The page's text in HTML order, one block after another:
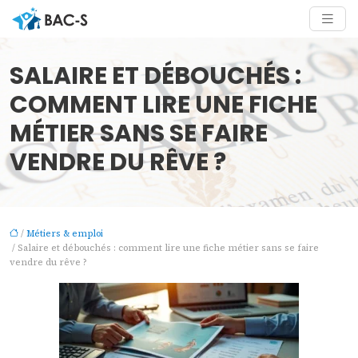
SALAIRE ET DÉBOUCHÉS :
COMMENT LIRE UNE FICHE
MÉTIER SANS SE FAIRE
VENDRE DU RÊVE ?
/ Métiers & emploi
/ Salaire et débouchés : comment lire une fiche métier sans se faire
vendre du rêve ?